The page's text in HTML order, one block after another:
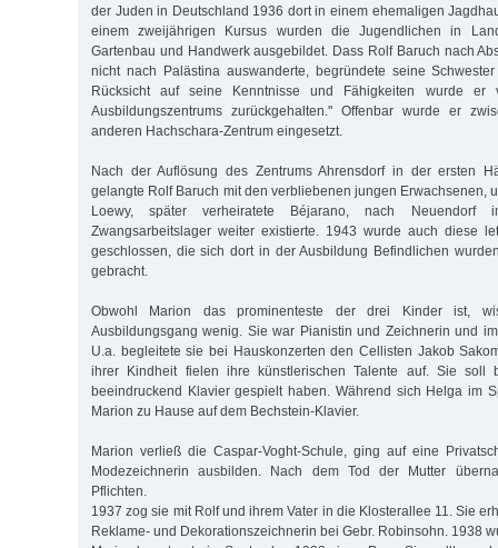
der Juden in Deutschland 1936 dort in einem ehemaligen
einem zweijährigen Kursus wurden die Jugendlichen in
Gartenbau und Handwerk ausgebildet. Dass Rolf Baruch nach
nicht nach Palästina auswanderte, begründete seine
Rücksicht auf seine Kenntnisse und Fähigkeiten wurde
Ausbildungszentrums zurückgehalten." Offenbar wurde er
anderen Hachschara-Zentrum eingesetzt.
Nach der Auflösung des Zentrums Ahrensdorf in der ersten
gelangte Rolf Baruch mit den verbliebenen jungen Erwachsenen,
Loewy, später verheiratete Béjarano, nach
Zwangsarbeitslager weiter existierte. 1943 wurde auch diese
geschlossen, die sich dort in der Ausbildung Befindlichen
gebracht.
Obwohl Marion das prominenteste der drei Kinder ist,
Ausbildungsgang wenig. Sie war Pianistin und Zeichnerin und
U.a. begleitete sie bei Hauskonzerten den Cellisten Jakob
ihrer Kindheit fielen ihre künstlerischen Talente auf. Sie soll
beeindruckend Klavier gespielt haben. Während sich Helga im
Marion zu Hause auf dem Bechstein-Klavier.
Marion verließ die Caspar-Voght-Schule, ging auf eine
Modezeichnerin ausbilden. Nach dem Tod der Mutter
Pflichten.
1937 zog sie mit Rolf und ihrem Vater in die Klosterallee 11. Sie
Reklame- und Dekorationszeichnerin bei Gebr. Robinsohn. 1938